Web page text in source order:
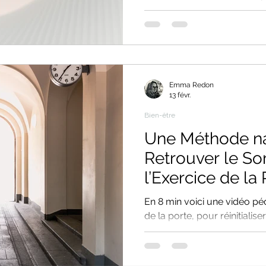
protéger, peut déclencher
disproportionnées (stress,
répondre avec justesse.
mécanismes cérébraux
intégrez de nouveaux
Une Méthode
Retrouver le
l’Exercice de la
En 8 min voici une vidéo
de la porte, pour réinitialiser votre système nerveux
pour un endormissement
les neurosciences,
Bien-être
Emma Redon
13 févr.